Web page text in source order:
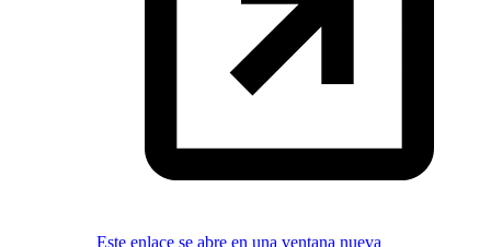
Este enlace se abre en una ventana nueva